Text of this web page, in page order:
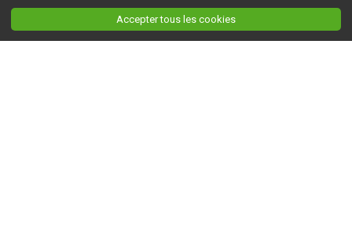
Accepter tous les cookies